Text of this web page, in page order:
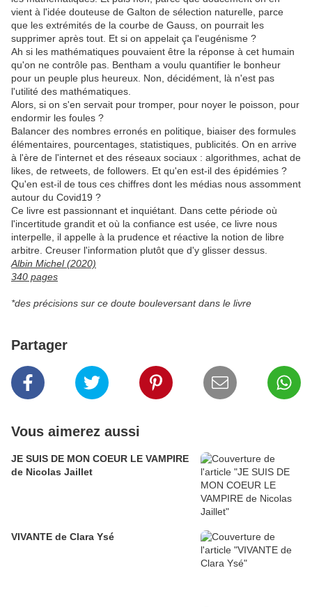
vient à l'idée douteuse de Galton de sélection naturelle, parce
que les extrémités de la courbe de Gauss, on pourrait les
supprimer après tout. Et si on appelait ça l'eugénisme ?
Ah si les mathématiques pouvaient être la réponse à cet humain
qu'on ne contrôle pas. Bentham a voulu quantifier le bonheur
pour un peuple plus heureux. Non, décidément, là n'est pas
l'utilité des mathématiques.
Alors, si on s'en servait pour tromper, pour noyer le poisson, pour
endormir les foules ?
Balancer des nombres erronés en politique, biaiser des formules
élémentaires, pourcentages, statistiques, publicités. On en arrive
à l'ère de l'internet et des réseaux sociaux : algorithmes, achat de
likes, de retweets, de followers. Et qu'en est-il des épidémies ?
Qu'en est-il de tous ces chiffres dont les médias nous assomment
autour du Covid19 ?
Ce livre est passionnant et inquiétant. Dans cette période où
l'incertitude grandit et où la confiance est usée, ce livre nous
interpelle, il appelle à la prudence et réactive la notion de libre
arbitre. Creuser l'information plutôt que d'y glisser dessus.
Albin Michel (2020)
340 pages
*des précisions sur ce doute bouleversant dans le livre
Partager
Vous aimerez aussi
JE SUIS DE MON COEUR LE VAMPIRE
de Nicolas Jaillet
VIVANTE de Clara Ysé